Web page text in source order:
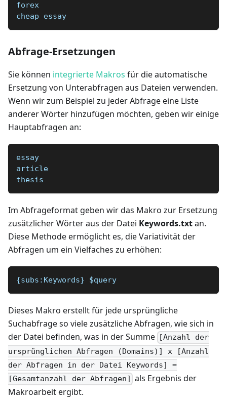
forex
cheap essay
Abfrage-Ersetzungen
Sie können integrierte Makros für die automatische
Ersetzung von Unterabfragen aus Dateien verwenden.
Wenn wir zum Beispiel zu jeder Abfrage eine Liste
anderer Wörter hinzufügen möchten, geben wir einige
Hauptabfragen an:
essay
article
thesis
Im Abfrageformat geben wir das Makro zur Ersetzung
zusätzlicher Wörter aus der Datei Keywords.txtan.
Diese Methode ermöglicht es, die Variativität der
Abfragen um ein Vielfaches zu erhöhen:
{subs:Keywords} $query
Dieses Makro erstellt für jede ursprüngliche
Suchabfrage so viele zusätzliche Abfragen, wie sich in
der Datei befinden, was in der Summe
[Anzahl der
ursprünglichen Abfragen (Domains)] x [Anzahl
der Abfragen in der Datei Keywords] =
[Gesamtanzahl der Abfragen]
als Ergebnis der
Makroarbeit ergibt.